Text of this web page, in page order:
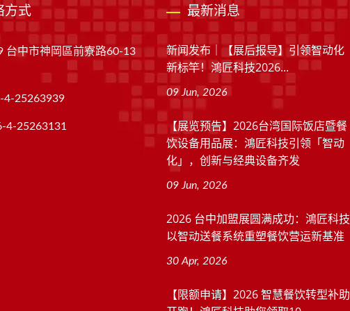
方式
台中市神岡區前寮路60-13
4-25263939
4-25263131
最新消息
新闻发布｜【展后报导】引领智动化
新标竿！鴻匠科技2026...
09 Jun, 2026
【展览预告】2026台湾国际饭店暨餐
饮设备用品展：鴻匠科技引领「智动
化」，创新与经典设备齐发
09 Jun, 2026
2026 台中加盟展圆满成功：鴻匠科技
以智动送餐系统重塑餐饮营运新基准
30 Apr, 2026
【限额申请】2026 智慧餐饮转型补助